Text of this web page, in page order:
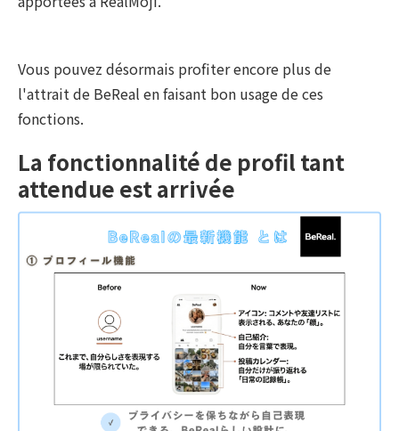
Vous pouvez désormais profiter encore plus de
l'attrait de BeReal en faisant bon usage de ces
fonctions.
La fonctionnalité de profil tant
attendue est arrivée